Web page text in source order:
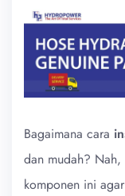
Bagaimana cara
dan mudah?
komponen ini